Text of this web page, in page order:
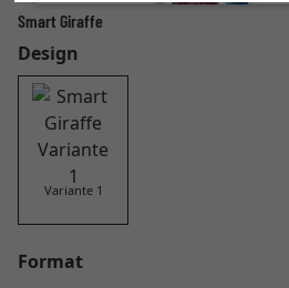
Smart Giraffe
Design
Variante 1
Format